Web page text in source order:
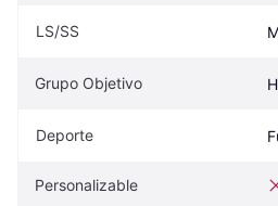
LS/SS
Grupo Objetivo
Deporte
Personalizable